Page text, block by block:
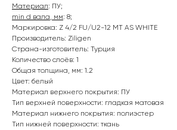
Материал: ПУ;
min d вала, мм: 8;
Маркировка: Z 4/2 FU/U2-12 MT AS WHITE
Производитель: Ziligen
Страна-изготовитель: Турция
Количество слоёв: 1
Общая толщина, мм: 1.2
Цвет: белый
Материал верхнего покрытия: ПУ
Тип верхней поверхности: гладкая матовая
Материал нижнего покрытия: полиэстер
Тип нижней поверхности: ткань